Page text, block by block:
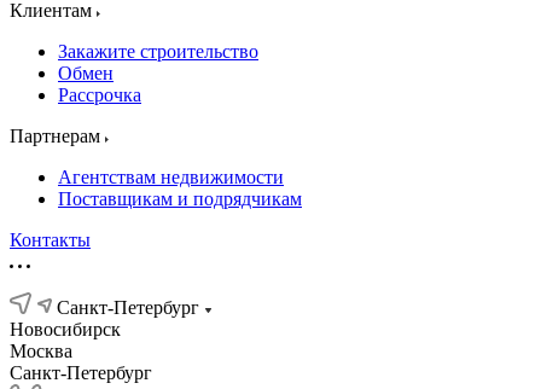
Клиентам
Закажите строительство
Обмен
Рассрочка
Партнерам
Агентствам недвижимости
Поставщикам и подрядчикам
Контакты
Санкт-Петербург
Новосибирск
Москва
Санкт-Петербург